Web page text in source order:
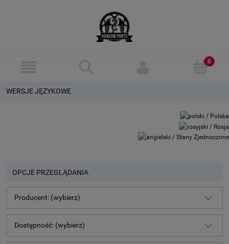
WERSJE JĘZYKOWE
OPCJE PRZEGLĄDANIA
Producent: (wybierz)
Dostępność: (wybierz)